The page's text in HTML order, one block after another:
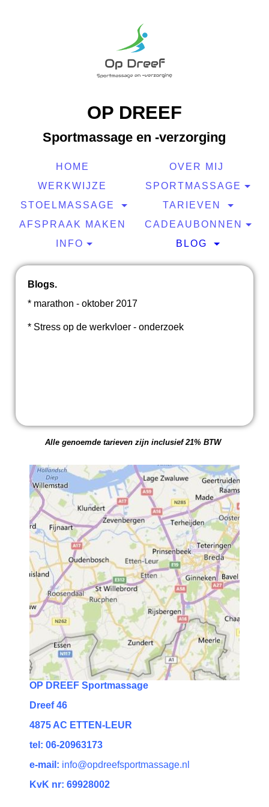
OP DREEF
Sportmassage en -verzorging
HOME
OVER MIJ
WERKWIJZE
SPORTMASSAGE
STOELMASSAGE
TARIEVEN
AFSPRAAK MAKEN
CADEAUBONNEN
INFO
BLOG
Blogs.
* marathon - oktober 2017
* Stress op de werkvloer - onderzoek
Alle genoemde tarieven zijn inclusief 21% BTW
OP DREEF Sportmassage
Dreef 46
4875 AC ETTEN-LEUR
tel: 06-20963173
e-mail: info@opdreefsportmassage.nl
KvK nr: 69928002